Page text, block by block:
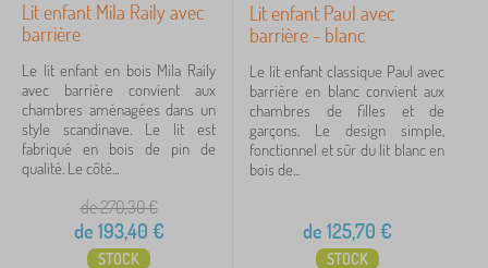
afficher
plus >
Décor lit
borovice
16
dub
2
Monochromatique
1
Lit enfant Mila Raily avec
barrière
Le lit enfant en bois Mila Raily
avec barrière convient aux
chambres aménagées dans un
style scandinave. Le lit est
fabriqué en bois de pin de
qualité. Le côté...
de 270,30€
de 193,40 €
STOCK
Lit enfant Paul avec
barrière - blanc
Le lit enfant classique Paul avec
barrière en blanc convient aux
chambres de filles et de
garçons. Le design simple,
fonctionnel et sûr du lit blanc en
bois de...
de 125,70 €
STOCK